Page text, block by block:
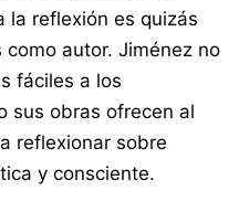
la reflexión es quizás
autor. Jiménez no
fáciles a los
sus obras ofrecen al
reflexionar sobre
y consciente.